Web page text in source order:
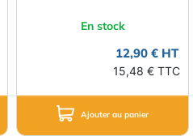
En stock
12,90 € HT
15,48 € TTC
Ajouter au panier